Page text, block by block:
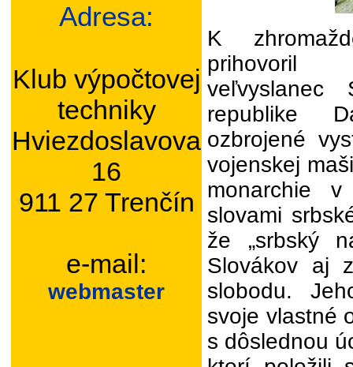
Adresa:
Klub výpočtovej
techniky
Hviezdoslavova
16
911 27 Trenčín
e-mail:
webmaster
K
prihovoril
veľvyslanec
republike
ozbrojené
vojenskej
monarchie v
slovami
že „srbský
Slovákov aj
slobodu.
svoje vlastné
s dôslednou